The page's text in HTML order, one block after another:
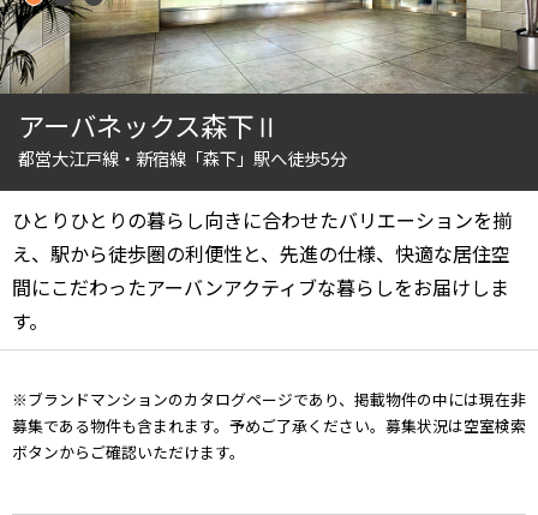
アーバネックス森下Ⅱ
都営大江戸線・新宿線「森下」駅へ徒歩5分
ひとりひとりの暮らし向きに合わせたバリエーションを揃
え、駅から徒歩圏の利便性と、先進の仕様、快適な居住空
間にこだわったアーバンアクティブな暮らしをお届けしま
す。
※ブランドマンションのカタログページであり、掲載物件の中には現在非
募集である物件も含まれます。予めご了承ください。募集状況は空室検索
ボタンからご確認いただけます。
間取り
1R〜1K
1DK〜1LDK
2LDK
3LDK
4LDK〜
専有面積
〜
指定なし
新築
1年以内